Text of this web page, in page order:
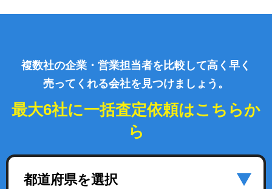
複数社の企業・営業担当者を比較して高く早く
売ってくれる会社を見つけましょう。
最大6社に一括査定依頼はこちらか
ら
都道府県を選択